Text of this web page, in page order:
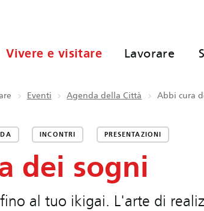
Vivere e visitare Lavorare
Eventi Agenda della Città Abbi cura
INCONTRI PRESENTAZIONI
dei sogni
al tuo ikigai. L'arte di